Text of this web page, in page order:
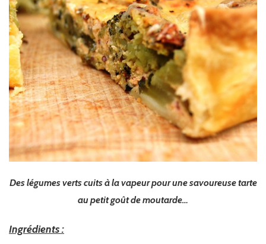
Des légumes verts cuits à la vapeur pour une savoureuse tarte
au petit goût de moutarde…
Ingrédients :